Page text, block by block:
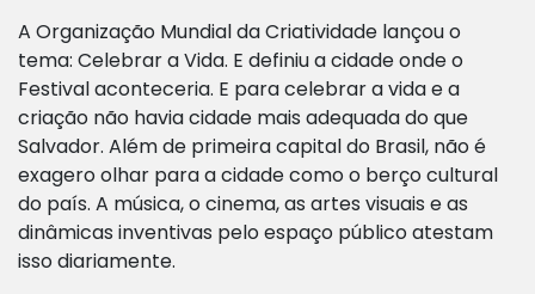
A Organização Mundial da Criatividade lançou o
tema: Celebrar a Vida. E definiu a cidade onde o
Festival aconteceria. E para celebrar a vida e a
criação não havia cidade mais adequada do que
Salvador. Além de primeira capital do Brasil, não é
exagero olhar para a cidade como o berço cultural
do país. A música, o cinema, as artes visuais e as
dinâmicas inventivas pelo espaço público atestam
isso diariamente.